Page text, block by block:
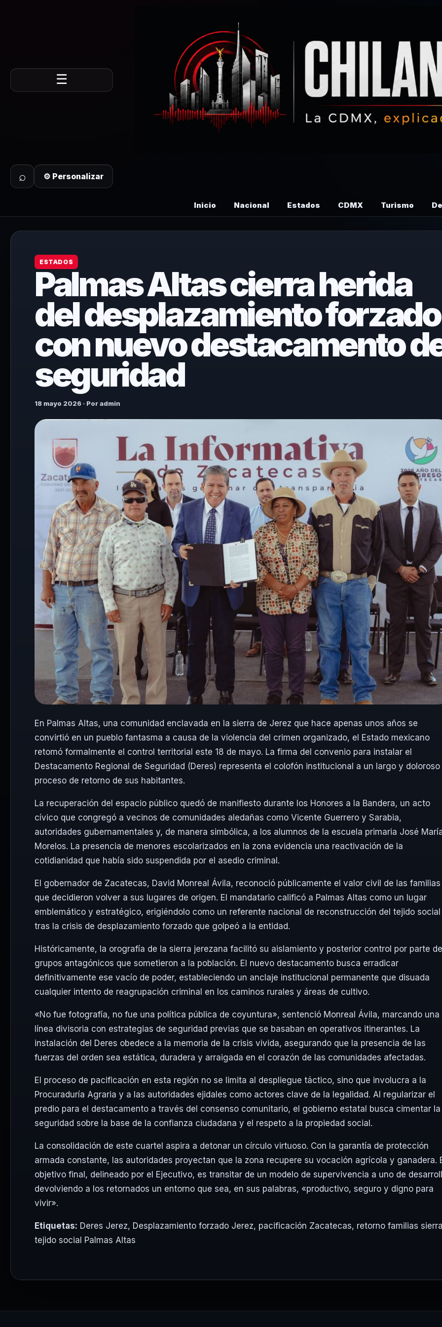
☰
⌕ ⚙ Personalizar
Inicio Nacional Estados CDMX Turismo
ESTADOS
Palmas Altas cierra herida
del desplazamiento forzado
con nuevo destacamento
seguridad
18 mayo 2026 · Por admin
En Palmas Altas, una comunidad enclavada en la sierra de Jerez que hace apenas unos años se
convirtió en un pueblo fantasma a causa de la violencia del crimen organizado, el Estado mexicano
retomó formalmente el control territorial este 18 de mayo. La firma del convenio para instalar el
Destacamento Regional de Seguridad (Deres) representa el colofón institucional a un largo y doloroso
proceso de retorno de sus habitantes.
La recuperación del espacio público quedó de manifiesto durante los Honores a la Bandera, un acto
cívico que congregó a vecinos de comunidades aledañas como Vicente Guerrero y Sarabia,
autoridades gubernamentales y, de manera simbólica, a los alumnos de la escuela primaria José
Morelos. La presencia de menores escolarizados en la zona evidencia una reactivación de la
cotidianidad que había sido suspendida por el asedio criminal.
El gobernador de Zacatecas, David Monreal Ávila, reconoció públicamente el valor civil de las familias
que decidieron volver a sus lugares de origen. El mandatario calificó a Palmas Altas como un lugar
emblemático y estratégico, erigiéndolo como un referente nacional de reconstrucción del tejido social
tras la crisis de desplazamiento forzado que golpeó a la entidad.
Históricamente, la orografía de la sierra jerezana facilitó su aislamiento y posterior control por parte de
grupos antagónicos que sometieron a la población. El nuevo destacamento busca erradicar
definitivamente ese vacío de poder, estableciendo un anclaje institucional permanente que disuada
cualquier intento de reagrupación criminal en los caminos rurales y áreas de cultivo.
«No fue fotografía, no fue una política pública de coyuntura», sentenció Monreal Ávila, marcando una
línea divisoria con estrategias de seguridad previas que se basaban en operativos itinerantes. La
instalación del Deres obedece a la memoria de la crisis vivida, asegurando que la presencia de las
fuerzas del orden sea estática, duradera y arraigada en el corazón de las comunidades afectadas.
El proceso de pacificación en esta región no se limita al despliegue táctico, sino que involucra a la
Procuraduría Agraria y a las autoridades ejidales como actores clave de la legalidad. Al regularizar el
predio para el destacamento a través del consenso comunitario, el gobierno estatal busca cimentar la
seguridad sobre la base de la confianza ciudadana y el respeto a la propiedad social.
La consolidación de este cuartel aspira a detonar un círculo virtuoso. Con la garantía de protección
armada constante, las autoridades proyectan que la zona recupere su vocación agrícola y ganadera.
objetivo final, delineado por el Ejecutivo, es transitar de un modelo de supervivencia a uno de
devolviendo a los retornados un entorno que sea, en sus palabras, «productivo, seguro y digno para
vivir».
Etiquetas: Deres Jerez, Desplazamiento forzado Jerez, pacificación Zacatecas, retorno familias
tejido social Palmas Altas